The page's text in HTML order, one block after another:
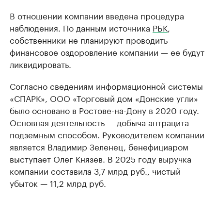
В отношении компании введена процедура
наблюдения. По данным источника РБК
собственники не планируют проводить
финансовое оздоровление компании — ее будут
ликвидировать.
Согласно сведениям информационной системы
«СПАРК», ООО «Торговый дом «Донские угли»
было основано в Ростове-на-Дону в 2020 году.
Основная деятельность — добыча антрацита
подземным способом. Руководителем компании
является Владимир Зеленец, бенефициаром
выступает Олег Князев. В 2025 году выручка
компании составила 3,7 млрд руб., чистый
убыток — 11,2 млрд руб.